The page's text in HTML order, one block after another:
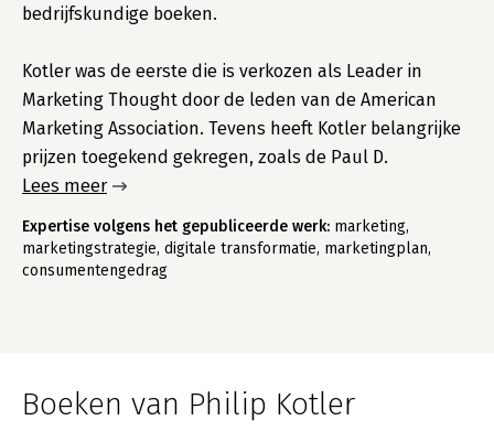
bedrijfskundige boeken.
Kotler was de eerste die is verkozen als Leader in
Marketing Thought door de leden van de American
Marketing Association. Tevens heeft Kotler belangrijke
prijzen toegekend gekregen, zoals de Paul D.
Lees meer
Expertise volgens het gepubliceerde werk: marketing,
marketingstrategie, digitale transformatie, marketingplan,
consumentengedrag
Boeken van Philip Kotler